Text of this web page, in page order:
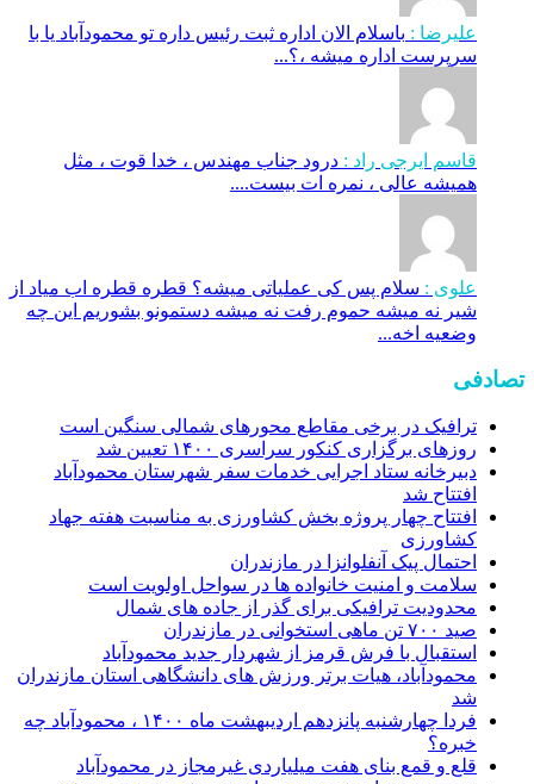
علیرضا : باسلام الان اداره ثبت رئیس داره تو محمودآباد یا با
سرپرست اداره میشه ،؟...
قاسم ایرجی راد : درود جناب مهندس ، خدا قوت ، مثل
همیشه عالی ، نمره ات بیست....
علوی : سلام پس کی عملیاتی میشه؟ قطره قطره اب میاد از
شیر نه میشه حموم رفت نه میشه دستمونو بشوریم این چه
وضعیه اخه...
تصادفی
ترافیک در برخی مقاطع محور‌های شمالی سنگین است
روز‌های برگزاری کنکور سراسری ۱۴۰۰ تعیین شد
دبیرخانه ستاد اجرایی خدمات سفر شهرستان محمودآباد
افتتاح شد
افتتاح چهار پروژه بخش کشاورزی به مناسبت هفته جهاد
کشاورزی
احتمال پیک آنفلوانزا در مازندران
سلامت و امنیت خانواده ها در سواحل اولویت است
محدودیت ترافیکی برای گذر از جاده های شمال
صید ۷۰۰ تن ماهی استخوانی در مازندران
استقبال با فرش قرمز از شهردار جدید محمودآباد
محمودآباد، هیات برتر ورزش های دانشگاهی استان مازندران
شد
فردا چهارشنبه پانزدهم اردیبهشت ماه ۱۴۰۰ ، محمودآباد چه
خبره؟
قلع و قمع بنای هفت میلیاردی غیرمجاز در محمودآباد